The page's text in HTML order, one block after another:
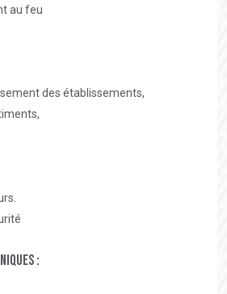
au feu
des établissements,
: